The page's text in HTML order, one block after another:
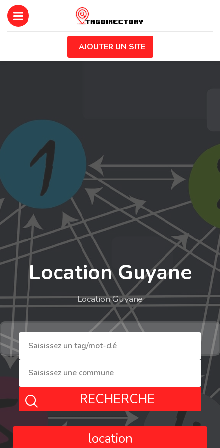
AJOUTER UN SITE
Location Guyane
Location Guyane
RECHERCHE
location